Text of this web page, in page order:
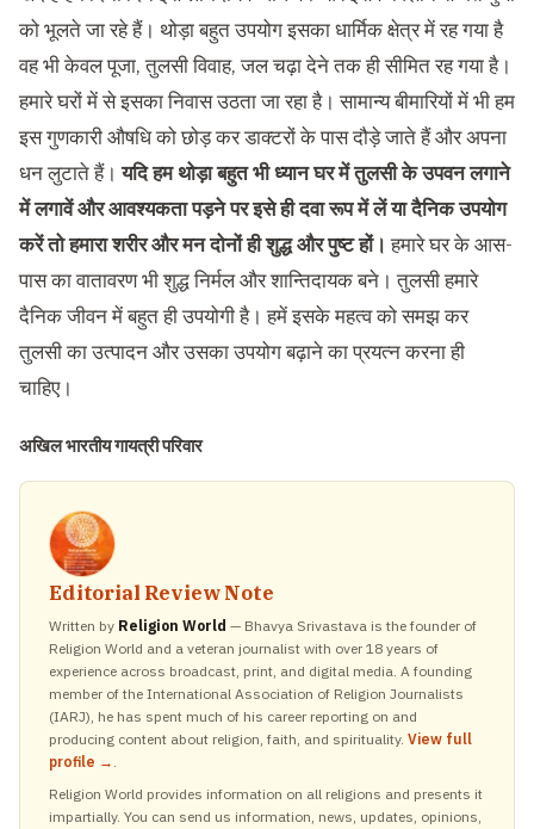
को भूलते जा रहे हैं। थोड़ा बहुत उपयोग इसका धार्मिक क्षेत्र में रह गया है
वह भी केवल पूजा, तुलसी विवाह, जल चढ़ा देने तक ही सीमित रह गया है।
हमारे घरों में से इसका निवास उठता जा रहा है। सामान्य बीमारियों में भी हम
इस गुणकारी औषधि को छोड़ कर डाक्टरों के पास दौड़े जाते हैं और अपना
धन लुटाते हैं।यदि हम थोड़ा बहुत भी ध्यान घर में तुलसी के उपवन लगाने
में लगावें और आवश्यकता पड़ने पर इसे ही दवा रूप में लें या दैनिक उपयोग
करें तो हमारा शरीर और मन दोनों ही शुद्ध और पुष्ट हों। हमारे घर के आस-
पास का वातावरण भी शुद्ध निर्मल और शान्तिदायक बने। तुलसी हमारे
दैनिक जीवन में बहुत ही उपयोगी है। हमें इसके महत्व को समझ कर
तुलसी का उत्पादन और उसका उपयोग बढ़ाने का प्रयत्न करना ही
चाहिए।
अखिल भारतीय गायत्री परिवार
Editorial Review Note
Written by Religion World — Bhavya Srivastava is the founder of
Religion World and a veteran journalist with over 18 years of
experience across broadcast, print, and digital media. A founding
member of the International Association of Religion Journalists
(IARJ), he has spent much of his career reporting on and
producing content about religion, faith, and spirituality. View full
profile → .
Religion World provides information on all religions and presents it
impartially. You can send us information, news, updates, opinions,